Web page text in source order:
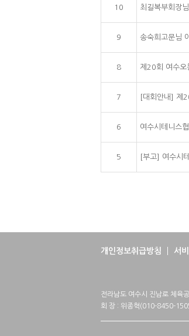
10 최길복부회장
9 송숙희고문님
8 제20회 여수오
7 [대회안내] 제
6 여수시테니스
5 [부고] 여수시
개인정보취급방침 서
전라남도 여수시 진남로 체육
회 장 : 위종혁(010-8450-